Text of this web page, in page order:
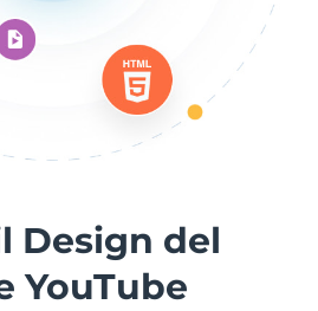
Design del
YouTube